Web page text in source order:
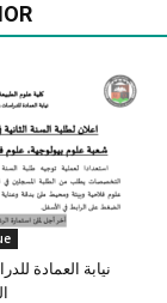
نيابة العمادة